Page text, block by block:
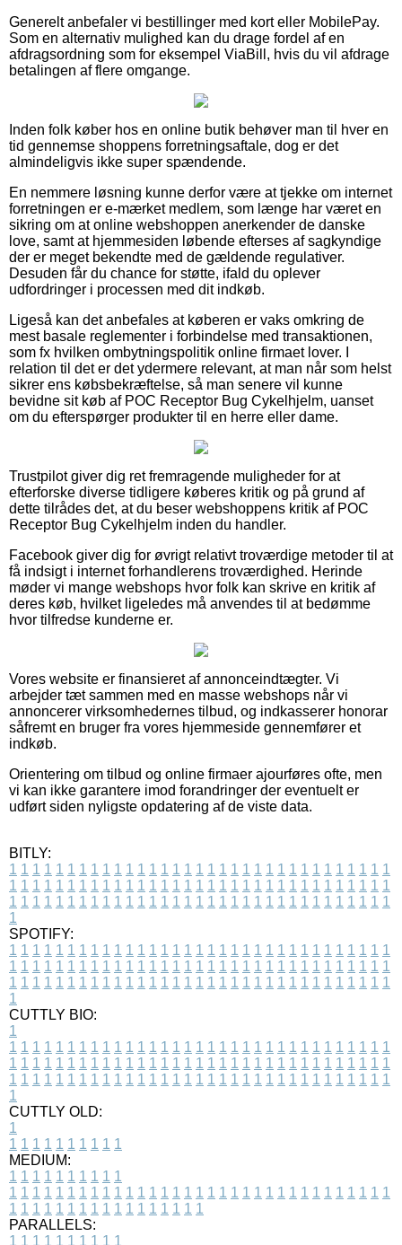
Generelt anbefaler vi bestillinger med kort eller MobilePay.
Som en alternativ mulighed kan du drage fordel af en
afdragsordning som for eksempel ViaBill, hvis du vil afdrage
betalingen af flere omgange.
Inden folk køber hos en online butik behøver man til hver en
tid gennemse shoppens forretningsaftale, dog er det
almindeligvis ikke super spændende.
En nemmere løsning kunne derfor være at tjekke om internet
forretningen er e-mærket medlem, som længe har været en
sikring om at online webshoppen anerkender de danske
love, samt at hjemmesiden løbende efterses af sagkyndige
der er meget bekendte med de gældende regulativer.
Desuden får du chance for støtte, ifald du oplever
udfordringer i processen med dit indkøb.
Ligeså kan det anbefales at køberen er vaks omkring de
mest basale reglementer i forbindelse med transaktionen,
som fx hvilken ombytningspolitik online firmaet lover. I
relation til det er det ydermere relevant, at man når som helst
sikrer ens købsbekræftelse, så man senere vil kunne
bevidne sit køb af POC Receptor Bug Cykelhjelm, uanset
om du efterspørger produkter til en herre eller dame.
Trustpilot giver dig ret fremragende muligheder for at
efterforske diverse tidligere køberes kritik og på grund af
dette tilrådes det, at du beser webshoppens kritik af POC
Receptor Bug Cykelhjelm inden du handler.
Facebook giver dig for øvrigt relativt troværdige metoder til at
få indsigt i internet forhandlerens troværdighed. Herinde
møder vi mange webshops hvor folk kan skrive en kritik af
deres køb, hvilket ligeledes må anvendes til at bedømme
hvor tilfredse kunderne er.
Vores website er finansieret af annonceindtægter. Vi
arbejder tæt sammen med en masse webshops når vi
annoncerer virksomhedernes tilbud, og indkasserer honorar
såfremt en bruger fra vores hjemmeside gennemfører et
indkøb.
Orientering om tilbud og online firmaer ajourføres ofte, men
vi kan ikke garantere imod forandringer der eventuelt er
udført siden nyligste opdatering af de viste data.
BITLY:
1 1 1 1 1 1 1 1 1 1 1 1 1 1 1 1 1 1 1 1 1 1 1 1 1 1 1 1 1 1 1 1 1
1 1 1 1 1 1 1 1 1 1 1 1 1 1 1 1 1 1 1 1 1 1 1 1 1 1 1 1 1 1 1 1 1
1 1 1 1 1 1 1 1 1 1 1 1 1 1 1 1 1 1 1 1 1 1 1 1 1 1 1 1 1 1 1 1 1
1
SPOTIFY:
1 1 1 1 1 1 1 1 1 1 1 1 1 1 1 1 1 1 1 1 1 1 1 1 1 1 1 1 1 1 1 1 1
1 1 1 1 1 1 1 1 1 1 1 1 1 1 1 1 1 1 1 1 1 1 1 1 1 1 1 1 1 1 1 1 1
1 1 1 1 1 1 1 1 1 1 1 1 1 1 1 1 1 1 1 1 1 1 1 1 1 1 1 1 1 1 1 1 1
1
CUTTLY BIO:
1
1 1 1 1 1 1 1 1 1 1 1 1 1 1 1 1 1 1 1 1 1 1 1 1 1 1 1 1 1 1 1 1 1
1 1 1 1 1 1 1 1 1 1 1 1 1 1 1 1 1 1 1 1 1 1 1 1 1 1 1 1 1 1 1 1 1
1 1 1 1 1 1 1 1 1 1 1 1 1 1 1 1 1 1 1 1 1 1 1 1 1 1 1 1 1 1 1 1 1
1
CUTTLY OLD:
1
1 1 1 1 1 1 1 1 1 1
MEDIUM:
1 1 1 1 1 1 1 1 1 1
1 1 1 1 1 1 1 1 1 1 1 1 1 1 1 1 1 1 1 1 1 1 1 1 1 1 1 1 1 1 1 1 1
1 1 1 1 1 1 1 1 1 1 1 1 1 1 1 1 1
PARALLELS:
1 1 1 1 1 1 1 1 1 1